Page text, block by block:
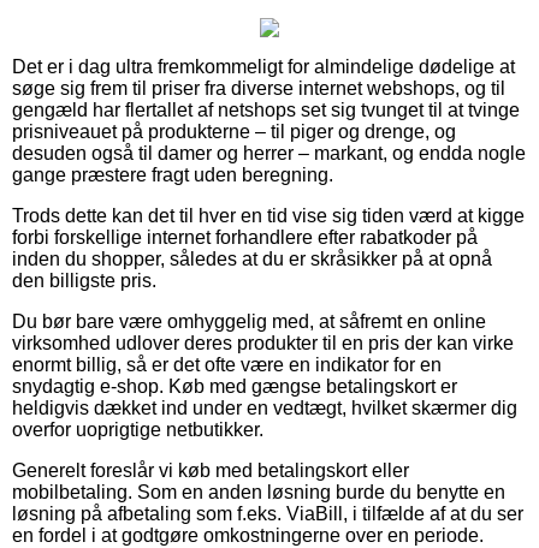
Det er i dag ultra fremkommeligt for almindelige dødelige at
søge sig frem til priser fra diverse internet webshops, og til
gengæld har flertallet af netshops set sig tvunget til at tvinge
prisniveauet på produkterne – til piger og drenge, og
desuden også til damer og herrer – markant, og endda nogle
gange præstere fragt uden beregning.
Trods dette kan det til hver en tid vise sig tiden værd at kigge
forbi forskellige internet forhandlere efter rabatkoder på
inden du shopper, således at du er skråsikker på at opnå
den billigste pris.
Du bør bare være omhyggelig med, at såfremt en online
virksomhed udlover deres produkter til en pris der kan virke
enormt billig, så er det ofte være en indikator for en
snydagtig e-shop. Køb med gængse betalingskort er
heldigvis dækket ind under en vedtægt, hvilket skærmer dig
overfor uoprigtige netbutikker.
Generelt foreslår vi køb med betalingskort eller
mobilbetaling. Som en anden løsning burde du benytte en
løsning på afbetaling som f.eks. ViaBill, i tilfælde af at du ser
en fordel i at godtgøre omkostningerne over en periode.